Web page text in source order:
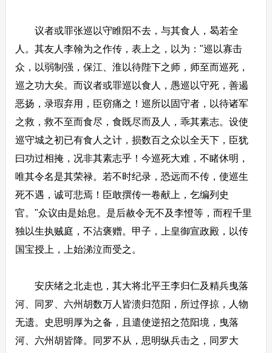
议者或罪张巡以守睢阳不去，与其食人，曷若全
人。其友人李翰为之作传，表上之，以为："巡以寡击
众，以弱制强，保江、淮以待陛下之师，师至而巡死，
巡之功大矣。而议者或罪巡以食人，愚巡以守死，善遏
恶扬，录瑕弃用，臣窃痛之！巡所以固守者，以待诸军
之救，救不至而食尽，食既尽而及人，乖其素志。设使
巡守城之初已有食人之计，损数百之众以全天下，臣犹
曰功过相掩，况非其素志乎！今巡死大难，不睹休明，
唯其令名是其荣禄。若不时纪录，恐远而不传，使巡生
死不遇，诚可悲焉！臣敢撰传一卷献上，乞编列史
官。"众议由是始息。是后赦令无不及李憕等，而程千里
独以生执贼庭，不沾褒赠。甲子，上皇御宣政殿，以传
国宝授上，上始涕泣而受之。
安庆绪之北走也，其大将北平王李归仁及精兵曳落
河、同罗、六州胡数万人皆溃归范阳，所过俘掠，人物
无遗。史思明厚为之备，且遣使逆招之范阳境，曳落
河、六州胡皆降。同罗不从，思明纵兵击之，同罗大